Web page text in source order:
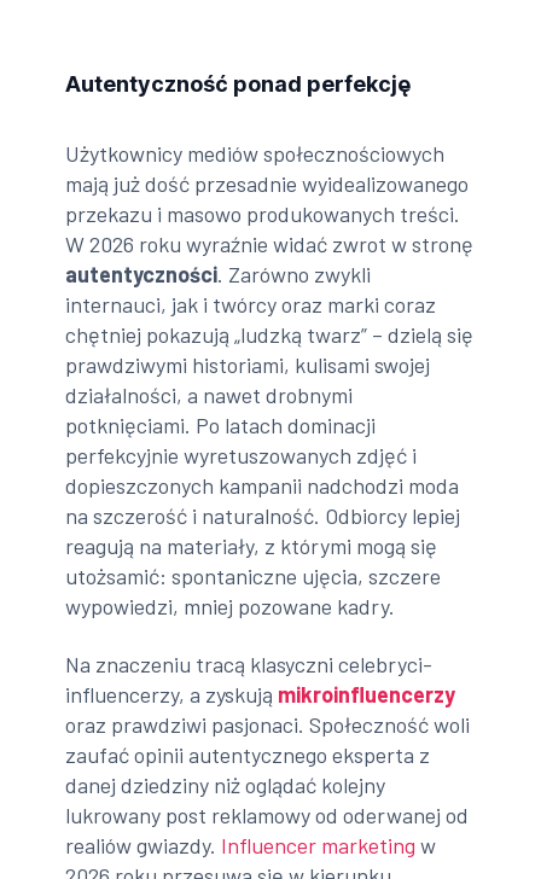
Autentyczność ponad perfekcję
Użytkownicy mediów społecznościowych
mają już dość przesadnie wyidealizowanego
przekazu i masowo produkowanych treści.
W 2026 roku wyraźnie widać zwrot w stronę
autentyczności. Zarówno zwykli
internauci, jak i twórcy oraz marki coraz
chętniej pokazują „ludzką twarz” – dzielą się
prawdziwymi historiami, kulisami swojej
działalności, a nawet drobnymi
potknięciami. Po latach dominacji
perfekcyjnie wyretuszowanych zdjęć i
dopieszczonych kampanii nadchodzi moda
na szczerość i naturalność. Odbiorcy lepiej
reagują na materiały, z którymi mogą się
utożsamić: spontaniczne ujęcia, szczere
wypowiedzi, mniej pozowane kadry.
Na znaczeniu tracą klasyczni celebryci-
influencerzy, a zyskują mikroinfluencerzy
oraz prawdziwi pasjonaci. Społeczność woli
zaufać opinii autentycznego eksperta z
danej dziedziny niż oglądać kolejny
lukrowany post reklamowy od oderwanej od
realiów gwiazdy. Influencer marketing w